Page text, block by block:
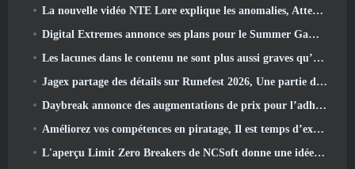
La nouvelle vidéo NTE Lore explique les anomalies, Attendez, Et comment une organisation « secrète » suit tout cela
Digital Extremes annonce ses plans pour le Summer Game Fest
Les lacunes dans le contenu ne sont plus aussi graves qu’avant
Jagex partage des détails sur Runefest 2026, Une partie de la célébration du 25e anniversaire de RuneScape IP
Daybreak annonce des augmentations de prix pour l’adhésion VIP au Seigneur des Anneaux Online
Améliorez vos compétences en piratage, Il est temps d’explorer Night City dans Wuthering Waves
L'aperçu Limit Zero Breakers de NCSoft donne une idée de ce à quoi s'attendre du prochain test du prologue